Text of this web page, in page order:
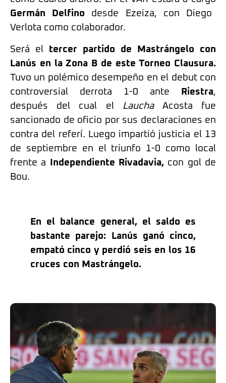
Germán Delfino desde Ezeiza, con Diego
Verlota como colaborador.
Será el tercer partido de Mastrángelo con
Lanús en la Zona B de este Torneo Clausura.
Tuvo un polémico desempeño en el debut con
controversial derrota 1-0 ante
Riestra,
después del cual el
LauchaAcosta fue
sancionado de oficio por sus declaraciones en
contra del referí. Luego impartió justicia el 13
de septiembre en el triunfo 1-0 como local
frente a Independiente Rivadavia, con gol de
Bou.
En el balance general, el saldo es
bastante parejo: Lanús ganó cinco,
empató cinco y perdió seis en los 16
cruces con Mastrángelo.